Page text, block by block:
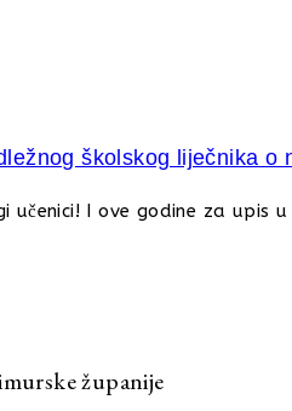
školskog liječnika
učenici! I ove godine za upis
županije